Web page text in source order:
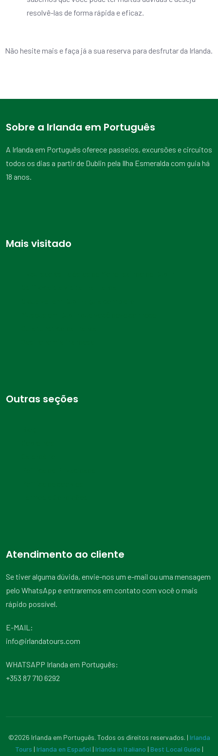
resolvê-las de forma rápida e eficaz.
Não hesite mais e faça já a sua reserva para desfrutar da Irlanda.
Sobre a Irlanda em Português
A Irlanda em Português oferece passeios, excursões e circuitos
todos os dias a partir de Dublin pela Ilha Esmeralda com guia há
18 anos.
Mais visitado
Outras seções
Atendimento ao cliente
Se tiver alguma dúvida, envie-nos um e-mail ou uma mensagem
pelo WhatsApp e entraremos em contato com você o mais
rápido possível.
E-MAIL:
info@irlandatours.com
WHATSAPP Irlanda em Português:
+353 87 710 6292
©2026 Irlanda em Português. Todos os direitos reservados. | Irlanda
Tours | Irlanda en Español | Irlanda in Italiano | Best Local Guide |